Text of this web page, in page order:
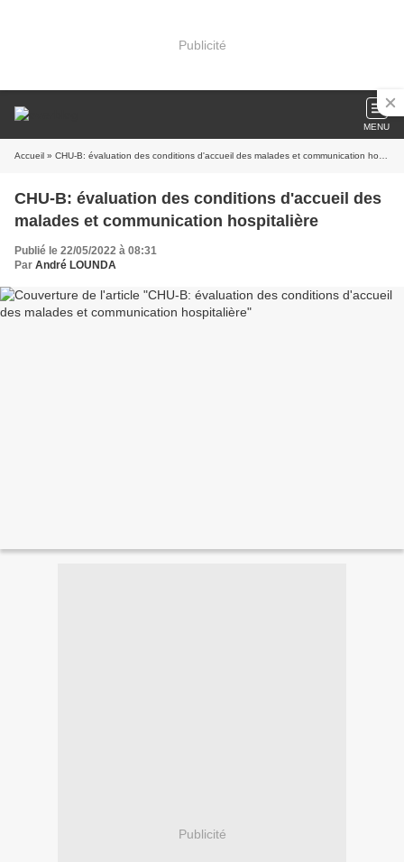
Publicité
MENU
Accueil » CHU-B: évaluation des conditions d'accueil des malades et communication hospitalière
CHU-B: évaluation des conditions d'accueil des
malades et communication hospitalière
Publié le 22/05/2022 à 08:31
Par André LOUNDA
Publicité